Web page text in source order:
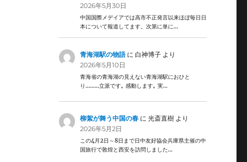
2026年5月30日
中国国際メデイアでは高市不正発言以来ほぼ毎日日
本について報道してます。次第に単に…
青海湖駅の物語に 白神博子 より
2026年5月10日
青海省の青海湖の見えない青海湖駅におひと
り………立派です｡ 感動します｡ 実…
柳絮が舞う中国の春 に光斎直樹 より
2026年5月2日
この4月2日～8日まで日中友好協会兵庫県主催の中
国旅行で敦煌と西安を訪問しました…